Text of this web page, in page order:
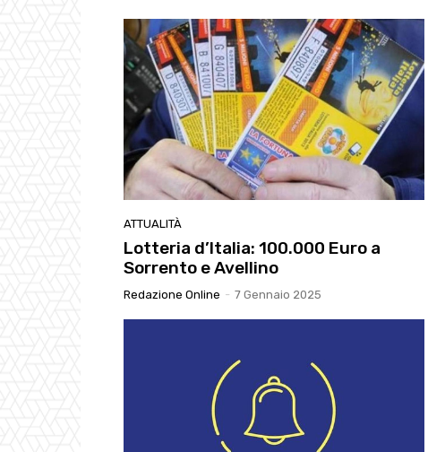
ATTUALITÀ
Lotteria d’Italia: 100.000 Euro a
Sorrento e Avellino
Redazione Online - 7 Gennaio 2025